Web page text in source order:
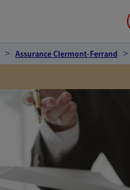
Assurance Clermont-Ferrand